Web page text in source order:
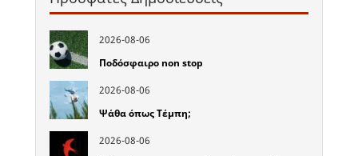
2026-08-06
Ποδόσφαιρο non stop
2026-08-06
Ψάθα όπως Τέμπη;
2026-08-06